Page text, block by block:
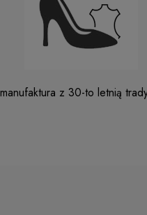
manufaktura z 30-to letnią